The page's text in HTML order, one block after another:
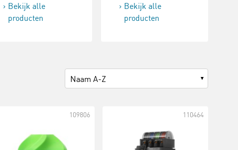
Bekijk alle
producten
Bekijk alle
producten
Naam A-Z
109806 110464